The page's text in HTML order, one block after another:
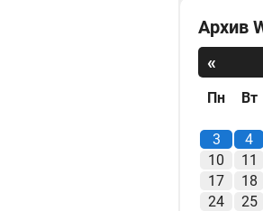
Архив
«
Пн Вт
3
4
10
11
17
18
24
25